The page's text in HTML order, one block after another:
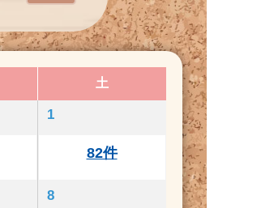
土
1
82件
8